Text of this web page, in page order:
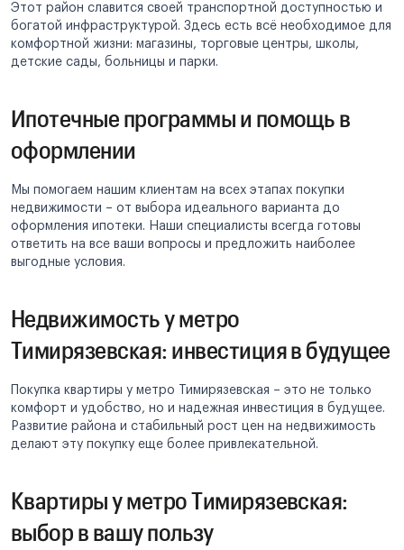
Этот район славится своей транспортной доступностью и
богатой инфраструктурой. Здесь есть всё необходимое для
комфортной жизни: магазины, торговые центры, школы,
детские сады, больницы и парки.
Ипотечные программы и помощь в
оформлении
Мы помогаем нашим клиентам на всех этапах покупки
недвижимости – от выбора идеального варианта до
оформления ипотеки. Наши специалисты всегда готовы
ответить на все ваши вопросы и предложить наиболее
выгодные условия.
Недвижимость у метро
Тимирязевская: инвестиция в будущее
Покупка квартиры у метро Тимирязевская – это не только
комфорт и удобство, но и надежная инвестиция в будущее.
Развитие района и стабильный рост цен на недвижимость
делают эту покупку еще более привлекательной.
Квартиры у метро Тимирязевская:
выбор в вашу пользу